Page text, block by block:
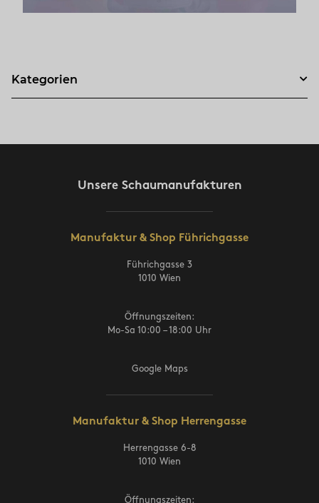
Kategorien
Unsere Schaumanufakturen
Manufaktur & Shop Führichgasse
Führichgasse 3
1010 Wien
Öffnungszeiten:
Mo-Sa 10:00 – 18:00 Uhr
Google Maps
Manufaktur & Shop Herrengasse
Herrengasse 6-8
1010 Wien
Öffnungszeiten: